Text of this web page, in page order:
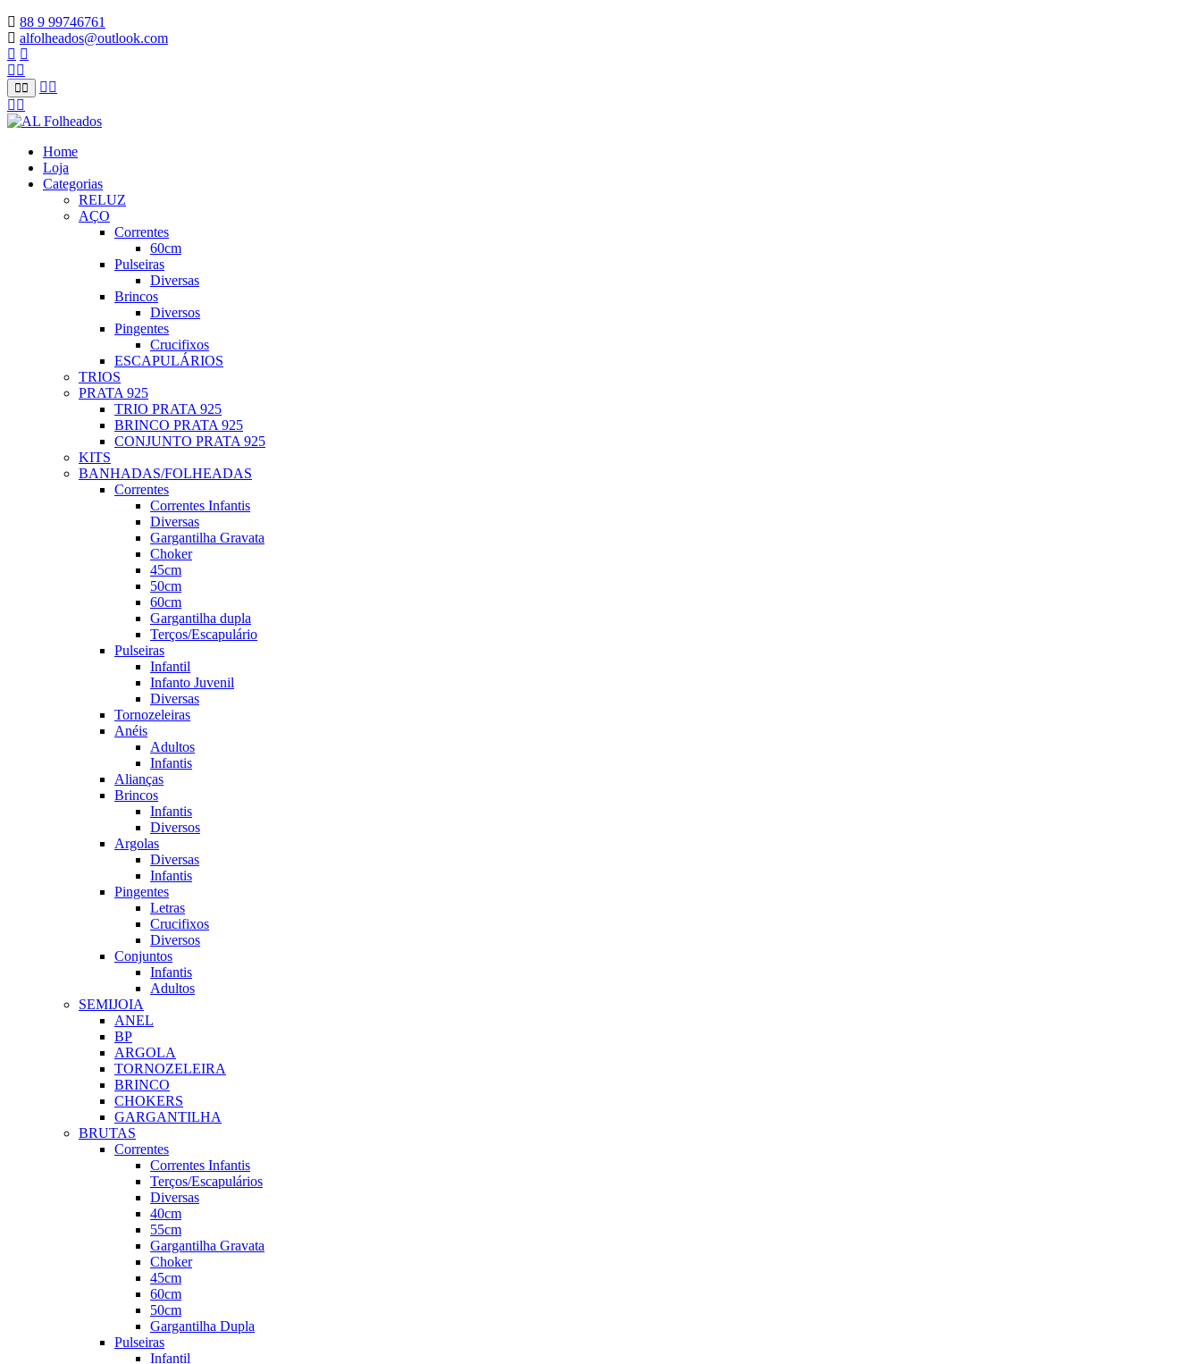
88 9 99746761
alfolheados@outlook.com
Home
Loja
Categorias
RELUZ
AÇO
Correntes
60cm
Pulseiras
Diversas
Brincos
Diversos
Pingentes
Crucifixos
ESCAPULÁRIOS
TRIOS
PRATA 925
TRIO PRATA 925
BRINCO PRATA 925
CONJUNTO PRATA 925
KITS
BANHADAS/FOLHEADAS
Correntes
Correntes Infantis
Diversas
Gargantilha Gravata
Choker
45cm
50cm
60cm
Gargantilha dupla
Terços/Escapulário
Pulseiras
Infantil
Infanto Juvenil
Diversas
Tornozeleiras
Anéis
Adultos
Infantis
Alianças
Brincos
Infantis
Diversos
Argolas
Diversas
Infantis
Pingentes
Letras
Crucifixos
Diversos
Conjuntos
Infantis
Adultos
SEMIJOIA
ANEL
BP
ARGOLA
TORNOZELEIRA
BRINCO
CHOKERS
GARGANTILHA
BRUTAS
Correntes
Correntes Infantis
Terços/Escapulários
Diversas
40cm
55cm
Gargantilha Gravata
Choker
45cm
60cm
50cm
Gargantilha Dupla
Pulseiras
Infantil